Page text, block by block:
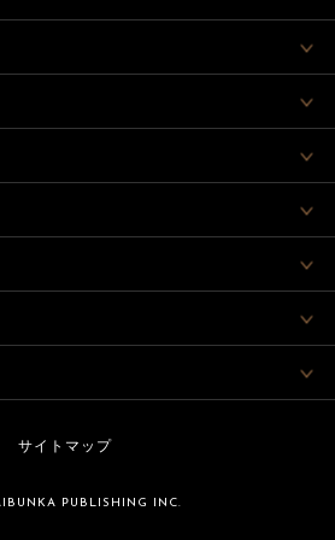
サイトマップ
PUBLISHING INC.